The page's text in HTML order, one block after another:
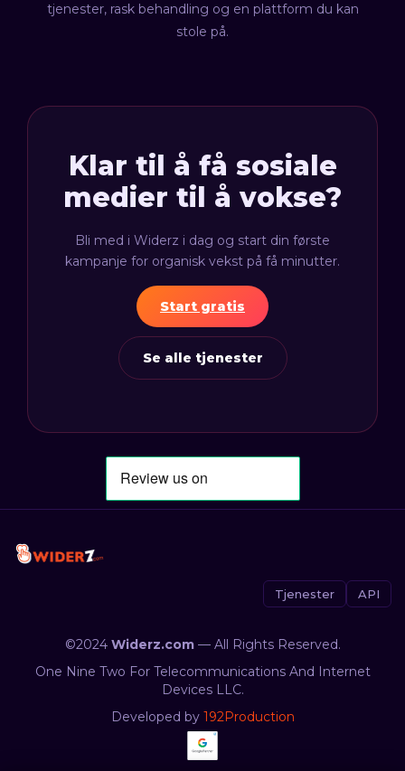
tjenester, rask behandling og en plattform du kan
stole på.
Klar til å få sosiale
medier til å vokse?
Bli med i Widerz i dag og start din første
kampanje for organisk vekst på få minutter.
Start gratis
Se alle tjenester
Tjenester API
©2024 Widerz.com— All Rights Reserved.
One Nine Two For Telecommunications And Internet
Devices LLC.
Developed by 192Production